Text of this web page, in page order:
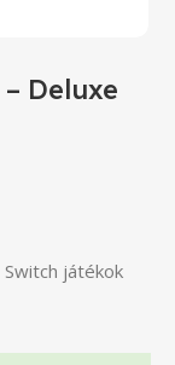
Deluxe
Switch játékok